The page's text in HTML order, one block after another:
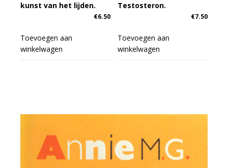
kunst van het lijden.
€6.50
Toevoegen aan
winkelwagen
Testosteron.
€7.50
Toevoegen aan
winkelwagen